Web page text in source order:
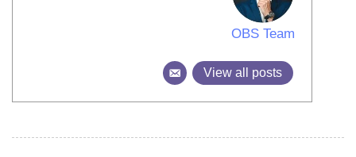
OBS Team
View all posts